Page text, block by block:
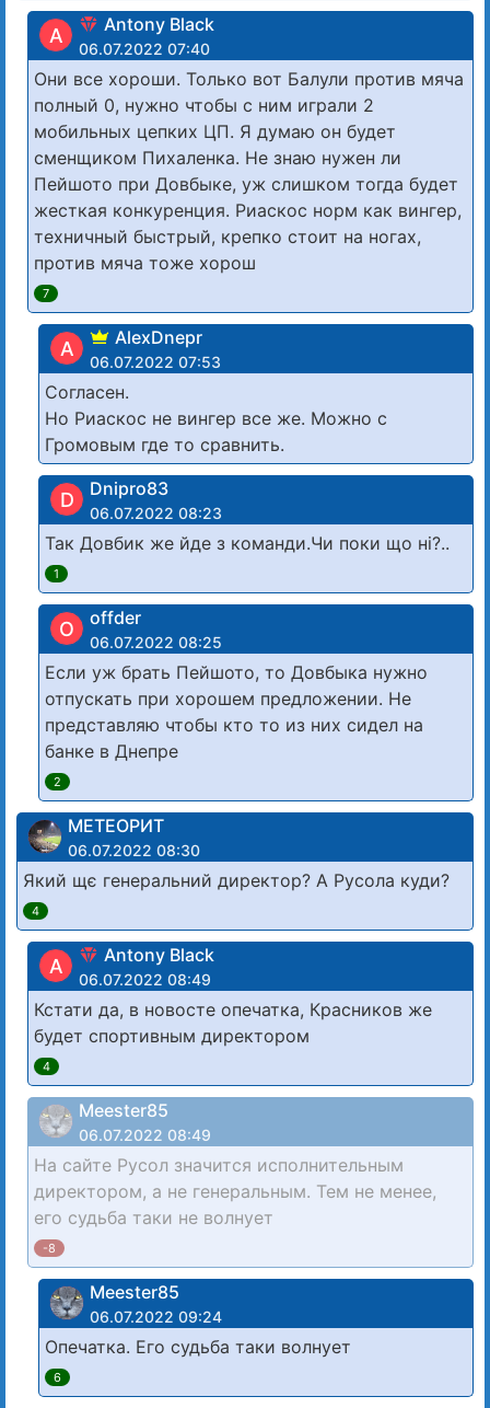
A Antony Black
06.07.2022 07:40
Они все хороши. Только вот Балули против мяча
полный 0, нужно чтобы с ним играли 2
мобильных цепких ЦП. Я думаю он будет
сменщиком Пихаленка. Не знаю нужен ли
Пейшото при Довбыке, уж слишком тогда будет
жесткая конкуренция. Риаскос норм как вингер,
техничный быстрый, крепко стоит на ногах,
против мяча тоже хорош
7
A AlexDnepr
06.07.2022 07:53
Согласен.
Но Риаскос не вингер все же. Можно с
Громовым где то сравнить.
D Dnipro83
06.07.2022 08:23
Так Довбик же йде з команди.Чи поки що ні?..
1
O offder
06.07.2022 08:25
Если уж брать Пейшото, то Довбыка нужно
отпускать при хорошем предложении. Не
представляю чтобы кто то из них сидел на
банке в Днепре
2
МЕТЕОРИТ
06.07.2022 08:30
Який щє генеральний директор? А Русола куди?
4
A Antony Black
06.07.2022 08:49
Кстати да, в новосте опечатка, Красников же
будет спортивным директором
4
Meester85
06.07.2022 08:49
На сайте Русол значится исполнительным
директором, а не генеральным. Тем не менее,
его судьба таки не волнует
-8
Meester85
06.07.2022 09:24
Опечатка. Его судьба таки волнует
6